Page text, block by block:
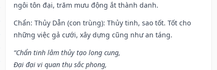
ngôi tôn đại, trăm mưu động ắt thành danh.
Chẩn: Thủy Dẫn (con trùng): Thủy tinh, sao tốt. Tốt cho
những việc gả cưới, xây dựng cũng như an táng.
“Chẩn tinh lâm thủy tạo long cung,
Đại đại vi quan thụ sắc phong,